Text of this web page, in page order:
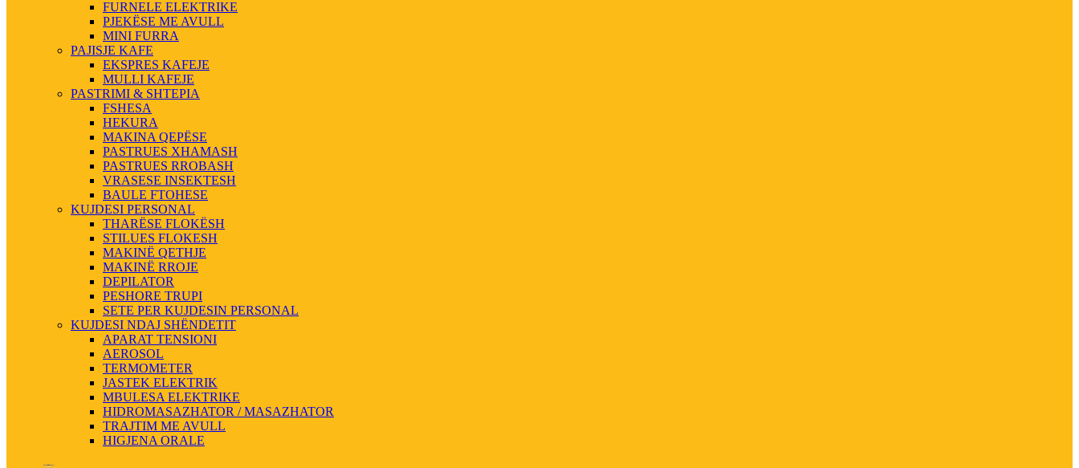
FURNELE ELEKTRIKE
PJEKËSE ME AVULL
MINI FURRA
PAJISJE KAFE
EKSPRES KAFEJE
MULLI KAFEJE
PASTRIMI & SHTEPIA
FSHESA
HEKURA
MAKINA QEPËSE
PASTRUES XHAMASH
PASTRUES RROBASH
VRASESE INSEKTESH
BAULE FTOHESE
KUJDESI PERSONAL
THARËSE FLOKËSH
STILUES FLOKESH
MAKINË QETHJE
MAKINË RROJE
DEPILATOR
PESHORE TRUPI
SETE PER KUJDESIN PERSONAL
KUJDESI NDAJ SHËNDETIT
APARAT TENSIONI
AEROSOL
TERMOMETER
JASTEK ELEKTRIK
MBULESA ELEKTRIKE
HIDROMASAZHATOR / MASAZHATOR
TRAJTIM ME AVULL
HIGJENA ORALE